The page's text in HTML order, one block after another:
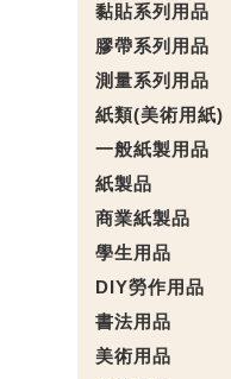
黏貼系列用品
膠帶系列用品
測量系列用品
紙類(美術用紙)
一般紙製用品
紙製品
商業紙製品
學生用品
DIY勞作用品
書法用品
美術用品